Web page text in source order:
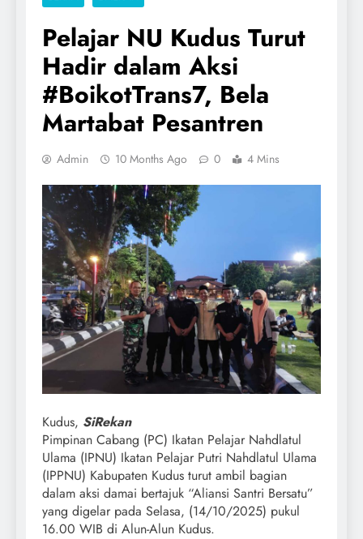
Pelajar NU Kudus Turut
Hadir dalam Aksi
#BoikotTrans7, Bela
Martabat Pesantren
Admin 10 Months Ago 0 4 Mins
Kudus, SiRekan
Pimpinan Cabang (PC) Ikatan Pelajar Nahdlatul
Ulama (IPNU) Ikatan Pelajar Putri Nahdlatul Ulama
(IPPNU) Kabupaten Kudus turut ambil bagian
dalam aksi damai bertajuk “Aliansi Santri Bersatu”
yang digelar pada Selasa, (14/10/2025) pukul
16.00 WIB di Alun-Alun Kudus.